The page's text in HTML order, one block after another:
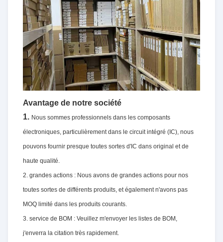
Avantage de notre société
1. Nous sommes professionnels dans les composants
électroniques, particulièrement dans le circuit intégré (IC), nous
pouvons fournir presque toutes sortes d'IC dans original et de
haute qualité.
2. grandes actions : Nous avons de grandes actions pour nos
toutes sortes de différents produits, et également n'avons pas
MOQ limité dans les produits courants.
3. service de BOM : Veuillez m'envoyer les listes de BOM,
j'enverra la citation très rapidement.